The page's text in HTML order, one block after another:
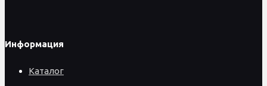
Информация
Каталог